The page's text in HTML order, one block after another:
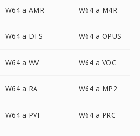
W64 a AMR W64 a M4R
W64 a DTS W64 a OPUS
W64 a WV W64 a VOC
W64 a RA W64 a MP2
W64 a PVF W64 a PRC